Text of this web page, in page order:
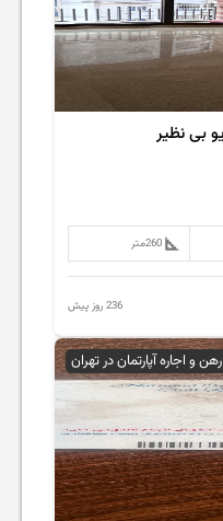
260متر
236 روز پیش
رهن و اجاره آپارتمان در تهران